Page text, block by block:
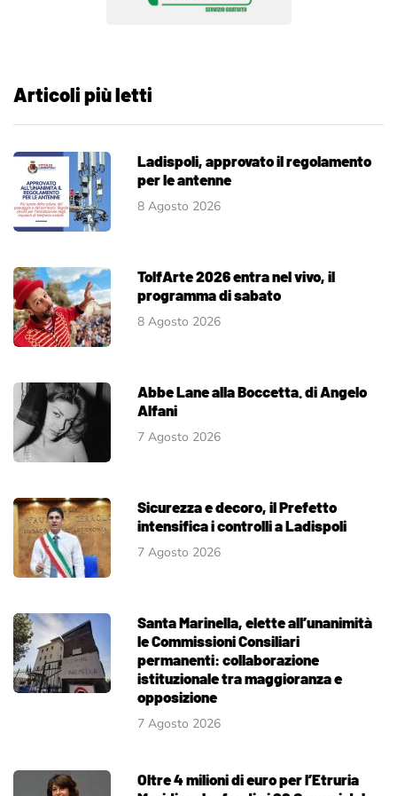
Articoli più letti
Ladispoli, approvato il regolamento
per le antenne
8 Agosto 2026
TolfArte 2026 entra nel vivo, il
programma di sabato
8 Agosto 2026
Abbe Lane alla Boccetta. di Angelo
Alfani
7 Agosto 2026
Sicurezza e decoro, il Prefetto
intensifica i controlli a Ladispoli
7 Agosto 2026
Santa Marinella, elette all’unanimità
le Commissioni Consiliari
permanenti: collaborazione
istituzionale tra maggioranza e
opposizione
7 Agosto 2026
Oltre 4 milioni di euro per l’Etruria